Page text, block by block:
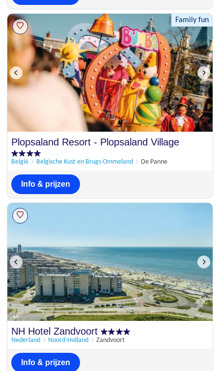
Family fun
Plopsaland Resort - Plopsaland Village
België Belgische Kust en Brugs Ommeland De Panne
Info & prijzen
NH Hotel Zandvoort
Nederland Noord-Holland Zandvoort
Info & prijzen